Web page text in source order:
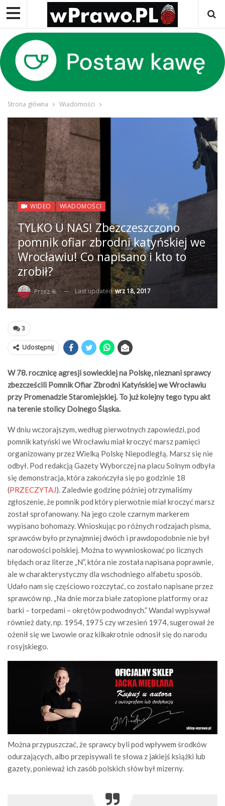
Strona główna Wiadomości
WIDEO WIADOMOŚCI
TYLKO U NAS! Zbezczeszczono
pomnik ofiar zbrodni katyńskiej we
Wrocławiu! Co napisano i kto to
zrobił?
Przez % Last updatedwrz 18, 2017
3
Udostępnij
W 78. rocznicę agresji sowieckiej na Polskę, nieznani sprawcy
zbezcześcili Pomnik Ofiar Zbrodni Katyńskiej we Wrocławiu
przy Promenadzie Staromiejskiej. To już kolejny tego typu akt
na terenie stolicy Dolnego Śląska.
W dniu wczorajszym, według pierwotnych zapowiedzi, pod
pomnik katyński we Wrocławiu miał kroczyć marsz pamięci
organizowany przez Wielką Polskę Niepodległą. Marsz się nie
odbył. Pod redakcją Gazety Wyborczej na placu Solnym odbyła
się demonstracja, która zakończyła się po godzinie 18
(PRZECZYTAJ). Zaledwie godzinę później otrzymaliśmy
zgłoszenie, że pomnik pod który pierwotnie miał kroczyć marsz
został sprofanowany. Na jego czole czarnym markerem
wypisano bohomazy. Wnioskując po różnych rodzajach pisma,
sprawców było przynajmniej dwóch i prawdopodobnie nie był
narodowości polskiej. Można to wywnioskować po licznych
błędach oraz literze „N”, która nie została napisana poprawnie,
ale w charakterystyczny dla wschodniego alfabetu sposób.
Udało nam się częściowo rozczytać, co zostało napisane przez
sprawców np. „Na dnie morza białe zatopione platformy oraz
barki – torpedami – okrętów podwodnych.” Wandal wypisywał
również daty, np. 1954, 1975 czy wrzesień 1974, sugerował że
ożenił się we Lwowie oraz kilkakrotnie odnosił się do narodu
rosyjskiego.
Można przypuszczać, że sprawcy byli pod wpływem środków
odurzających, albo przepisywali te słowa z jakiejś książki lub
gazety, ponieważ ich zasób polskich słów był mizerny.